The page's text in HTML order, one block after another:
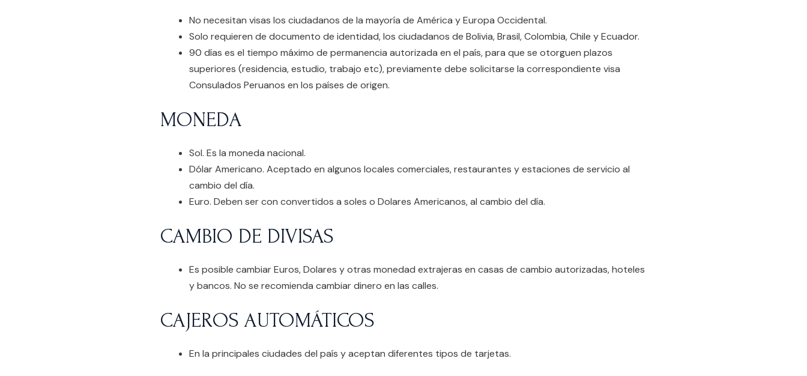
No necesitan visas los ciudadanos de la mayoría de América y Europa Occidental.
Solo requieren de documento de identidad, los ciudadanos de Bolivia, Brasil, Colombia, Chile y Ecuador.
90 días es el tiempo máximo de permanencia autorizada en el país, para que se otorguen plazos
superiores (residencia, estudio, trabajo etc), previamente debe solicitarse la correspondiente visa
Consulados Peruanos en los países de origen.
MONEDA
Sol. Es la moneda nacional.
Dólar Americano. Aceptado en algunos locales comerciales, restaurantes y estaciones de servicio al
cambio del día.
Euro. Deben ser con convertidos a soles o Dolares Americanos, al cambio del día.
CAMBIO DE DIVISAS
Es posible cambiar Euros, Dolares y otras monedad extrajeras en casas de cambio autorizadas, hoteles
y bancos. No se recomienda cambiar dinero en las calles.
CAJEROS AUTOMÁTICOS
En la principales ciudades del país y aceptan diferentes tipos de tarjetas.